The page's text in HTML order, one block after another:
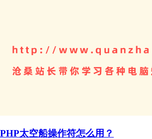
PHP太空船操作符怎么用？